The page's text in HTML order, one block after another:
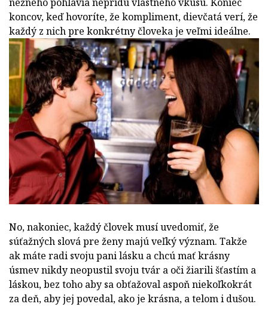
koncov, keď hovoríte, že kompliment, dievčatá verí, že
každý z nich pre konkrétny človeka je veľmi ideálne.
No, nakoniec, každý človek musí uvedomiť, že
súťažných slová pre ženy majú veľký význam. Takže
ak máte radi svoju pani lásku a chcú mať krásny
úsmev nikdy neopustil svoju tvár a oči žiarili šťastím a
láskou, bez toho aby sa obťažoval aspoň niekoľkokrát
za deň, aby jej povedal, ako je krásna, a telom i dušou.